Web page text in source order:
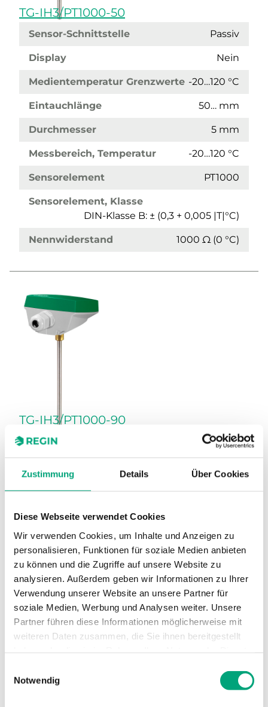
Zustimmung Details Über Cookies
Diese Webseite verwendet Cookies
Wir verwenden Cookies, um Inhalte und Anzeigen zu
personalisieren, Funktionen für soziale Medien anbieten
zu können und die Zugriffe auf unsere Website zu
analysieren. Außerdem geben wir Informationen zu Ihrer
Verwendung unserer Website an unsere Partner für
soziale Medien, Werbung und Analysen weiter. Unsere
Partner führen diese Informationen möglicherweise mit
weiteren Daten zusammen, die Sie ihnen bereitgestellt
Notwendig
TG-IH3/PT1000-50
Sensor-Schnittstelle Passiv
Display Nein
Medientemperatur Grenzwerte -20…120 °C
Eintauchlänge 50… mm
Durchmesser 5 mm
Messbereich, Temperatur -20…120 °C
Sensorelement PT1000
Sensorelement, Klasse
DIN-Klasse B: ± (0,3 + 0,005 |T|°C)
Nennwiderstand 1000 Ω (0 °C)
TG-IH3/PT1000-90
Sensor-Schnittstelle Passiv
Medientemperatur Grenzwerte -20…120 °C
Eintauchlänge
Durchmesser 5 mm
Messbereich, Temperatur -20…120 °C
Sensorelement PT1000
Sensorelement, Klasse
DIN-Klasse B: ± (0,3 + 0,005 |T|°C)